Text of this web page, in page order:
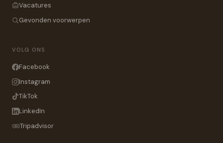
Vacatures
Gevonden voorwerpen
VOLG ONS
Facebook
Instagram
TikTok
LinkedIn
Tripadvisor